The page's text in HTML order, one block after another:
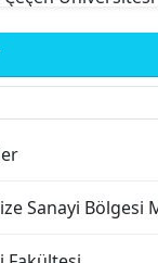
Üniversitesi
Keykubat
Sanayi Bölgesi